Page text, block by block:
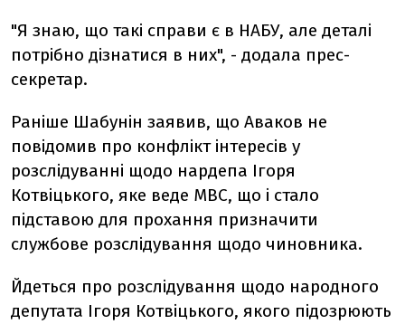
"Я знаю, що такі справи є в НАБУ, але деталі
потрібно дізнатися в них", - додала прес-
секретар.
Раніше Шабунін заявив, що Аваков не
повідомив про конфлікт інтересів у
розслідуванні щодо нардепа Ігоря
Котвіцького, яке веде МВС, що і стало
підставою для прохання призначити
службове розслідування щодо чиновника.
Йдеться про розслідування щодо народного
депутата Ігоря Котвіцького, якого підозрюють